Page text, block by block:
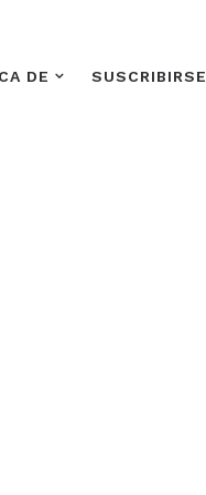
DE SUSCRIBIRSE